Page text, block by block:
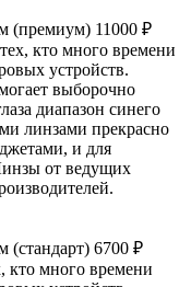
(премиум) 11000 ₽
кто много времени
устройств.
выборочно
диапазон синего
линзами прекрасно
и для
от ведущих
(стандарт) 6700 ₽
кто много времени